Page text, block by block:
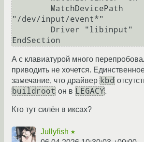
"/dev/input/event*"
А с клавиатурой много
приводить не хочется.
замечание, что драйвер kbd
buildroot он в LEGACY.
Кто тут силён в иксах?
Jullyfish ★